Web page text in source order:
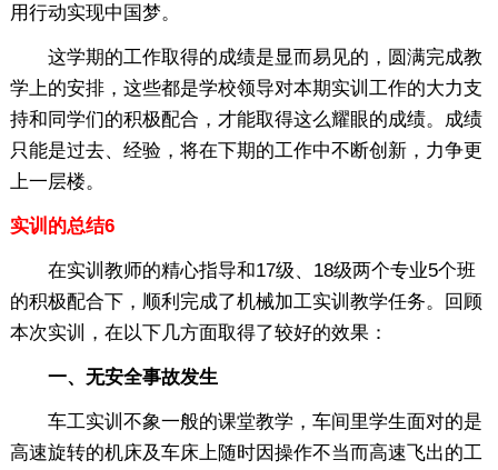
用行动实现中国梦。
这学期的工作取得的成绩是显而易见的，圆满完成教
学上的安排，这些都是学校领导对本期实训工作的大力支
持和同学们的积极配合，才能取得这么耀眼的成绩。成绩
只能是过去、经验，将在下期的工作中不断创新，力争更
上一层楼。
实训的总结6
在实训教师的精心指导和17级、18级两个专业5个班
的积极配合下，顺利完成了机械加工实训教学任务。回顾
本次实训，在以下几方面取得了较好的效果：
一、无安全事故发生
车工实训不象一般的课堂教学，车间里学生面对的是
高速旋转的机床及车床上随时因操作不当而高速飞出的工